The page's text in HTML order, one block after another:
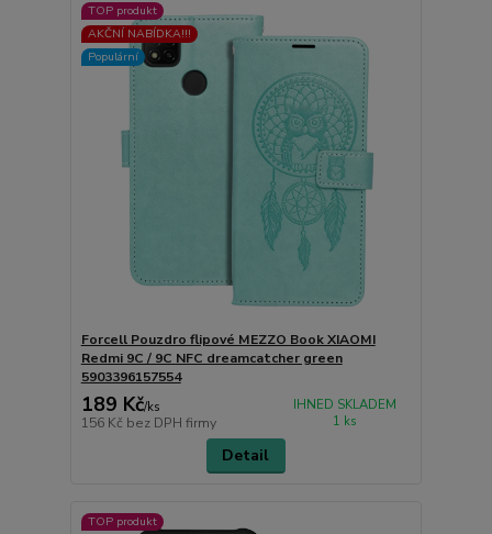
TOP produkt
AKČNÍ NABÍDKA!!!
Populární
Forcell Pouzdro flipové MEZZO Book XIAOMI
Redmi 9C / 9C NFC dreamcatcher green
5903396157554
189 Kč/ks
156 Kč bez DPH firmy
IHNED SKLADEM
1 ks
Detail
TOP produkt